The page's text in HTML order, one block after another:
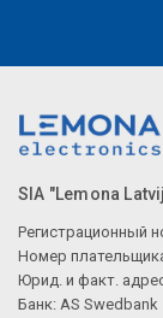
SIA "Lemona
Регистрационный
Номер
Юрид. и факт.
Банк: AS Swedbank